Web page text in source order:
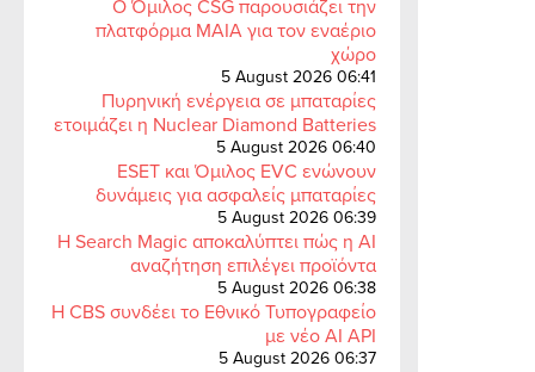
Ο Όμιλος CSG παρουσιάζει την
πλατφόρμα MAIA για τον εναέριο
χώρο
5 August 2026 06:41
Πυρηνική ενέργεια σε μπαταρίες
ετοιμάζει η Nuclear Diamond Batteries
5 August 2026 06:40
ESET και Όμιλος EVC ενώνουν
δυνάμεις για ασφαλείς μπαταρίες
5 August 2026 06:39
Η Search Magic αποκαλύπτει πώς η AI
αναζήτηση επιλέγει προϊόντα
5 August 2026 06:38
Η CBS συνδέει το Εθνικό Τυπογραφείο
με νέο AI API
5 August 2026 06:37